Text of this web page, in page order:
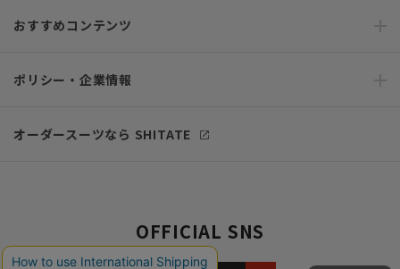
おすすめコンテンツ
ポリシー・企業情報
オーダースーツなら SHITATE
OFFICIAL SNS